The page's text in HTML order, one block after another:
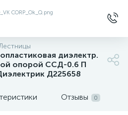
диэлектр.
опорой ССД-0.6 П
Д225658
Отзывы 0